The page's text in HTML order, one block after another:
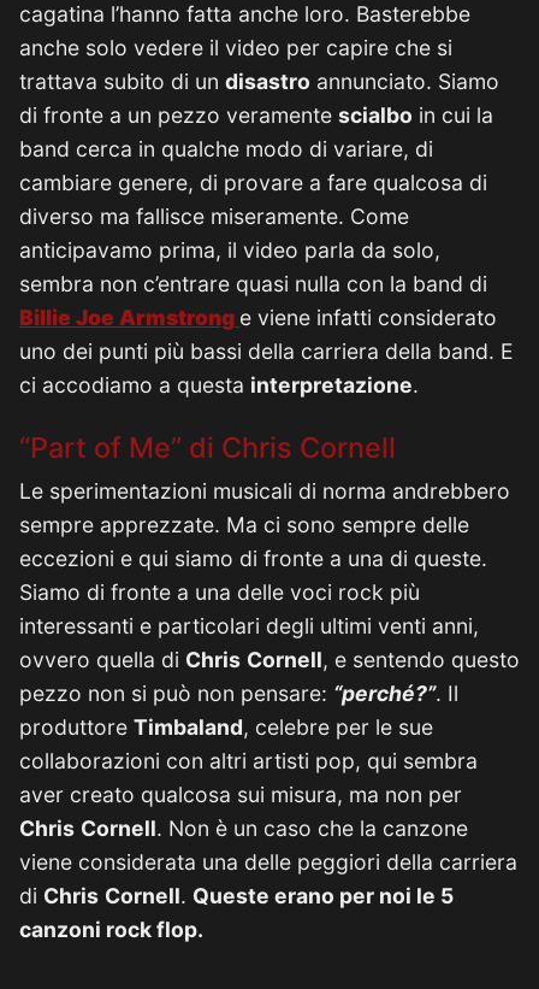
cagatina l’hanno fatta anche loro. Basterebbe
anche solo vedere il video per capire che si
trattava subito di un disastro annunciato. Siamo
di fronte a un pezzo veramente scialbo in cui la
band cerca in qualche modo di variare, di
cambiare genere, di provare a fare qualcosa di
diverso ma fallisce miseramente. Come
anticipavamo prima, il video parla da solo,
sembra non c’entrare quasi nulla con la band di
Billie Joe Armstrong e viene infatti considerato
uno dei punti più bassi della carriera della band. E
ci accodiamo a questa interpretazione.
“Part of Me” di Chris Cornell
Le sperimentazioni musicali di norma andrebbero
sempre apprezzate. Ma ci sono sempre delle
eccezioni e qui siamo di fronte a una di queste.
Siamo di fronte a una delle voci rock più
interessanti e particolari degli ultimi venti anni,
ovvero quella di Chris Cornell, e sentendo questo
pezzo non si può non pensare: “perché?”. Il
produttore Timbaland, celebre per le sue
collaborazioni con altri artisti pop, qui sembra
aver creato qualcosa sui misura, ma non per
Chris Cornell. Non è un caso che la canzone
viene considerata una delle peggiori della carriera
di Chris Cornell. Queste erano per noi le 5
canzoni rock flop.